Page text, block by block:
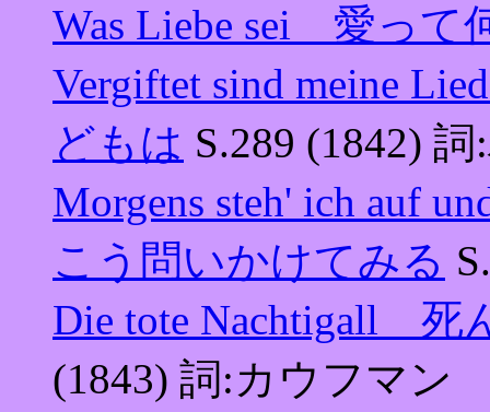
Was Liebe sei 愛って
Vergiftet sind meine
どもは S.289 (1842)
Morgens steh' ich auf
こう問いかけてみる
Die tote Nachtigall 死
(1843) 詞:カウフマン